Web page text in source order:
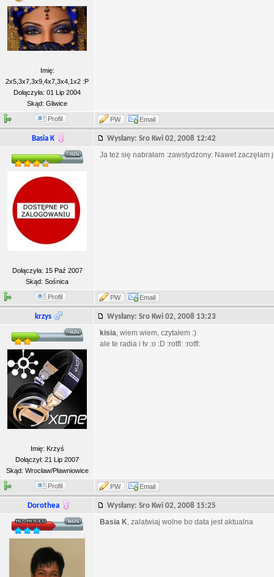
Imię:
2x5,3x7,3x9,4x7,3x4,1x2 :P
Dołączyła: 01 Lip 2004
Skąd: Gliwice
Profil PW Email
Basia K Wysłany: Sro Kwi 02, 2008 12:42
Dołączyła: 15 Paź 2007
Skąd: Sośnica
Ja też się nabrałam :zawstydzony: Nawet
Profil PW Email
krzys Wysłany: Sro Kwi 02, 2008 13:23
Imię: Krzyś
Dołączył: 21 Lip 2007
Skąd: Wrocław/Pławniowice
kisia, wiem wiem, czytałem :)
ale te radia i tv :o :D :rotfl: :rotfl:
Profil PW Email
Dorothea Wysłany: Sro Kwi 02, 2008 15:25
Basia K, zalatwiaj wolne bo data jest aktualna